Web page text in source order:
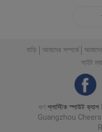
বাড়ি আমাদের সম্পর্কে
সাইট
গুণপ্লাস্টিক স্পাউট ক্যাপ
Guangzhou Cheers